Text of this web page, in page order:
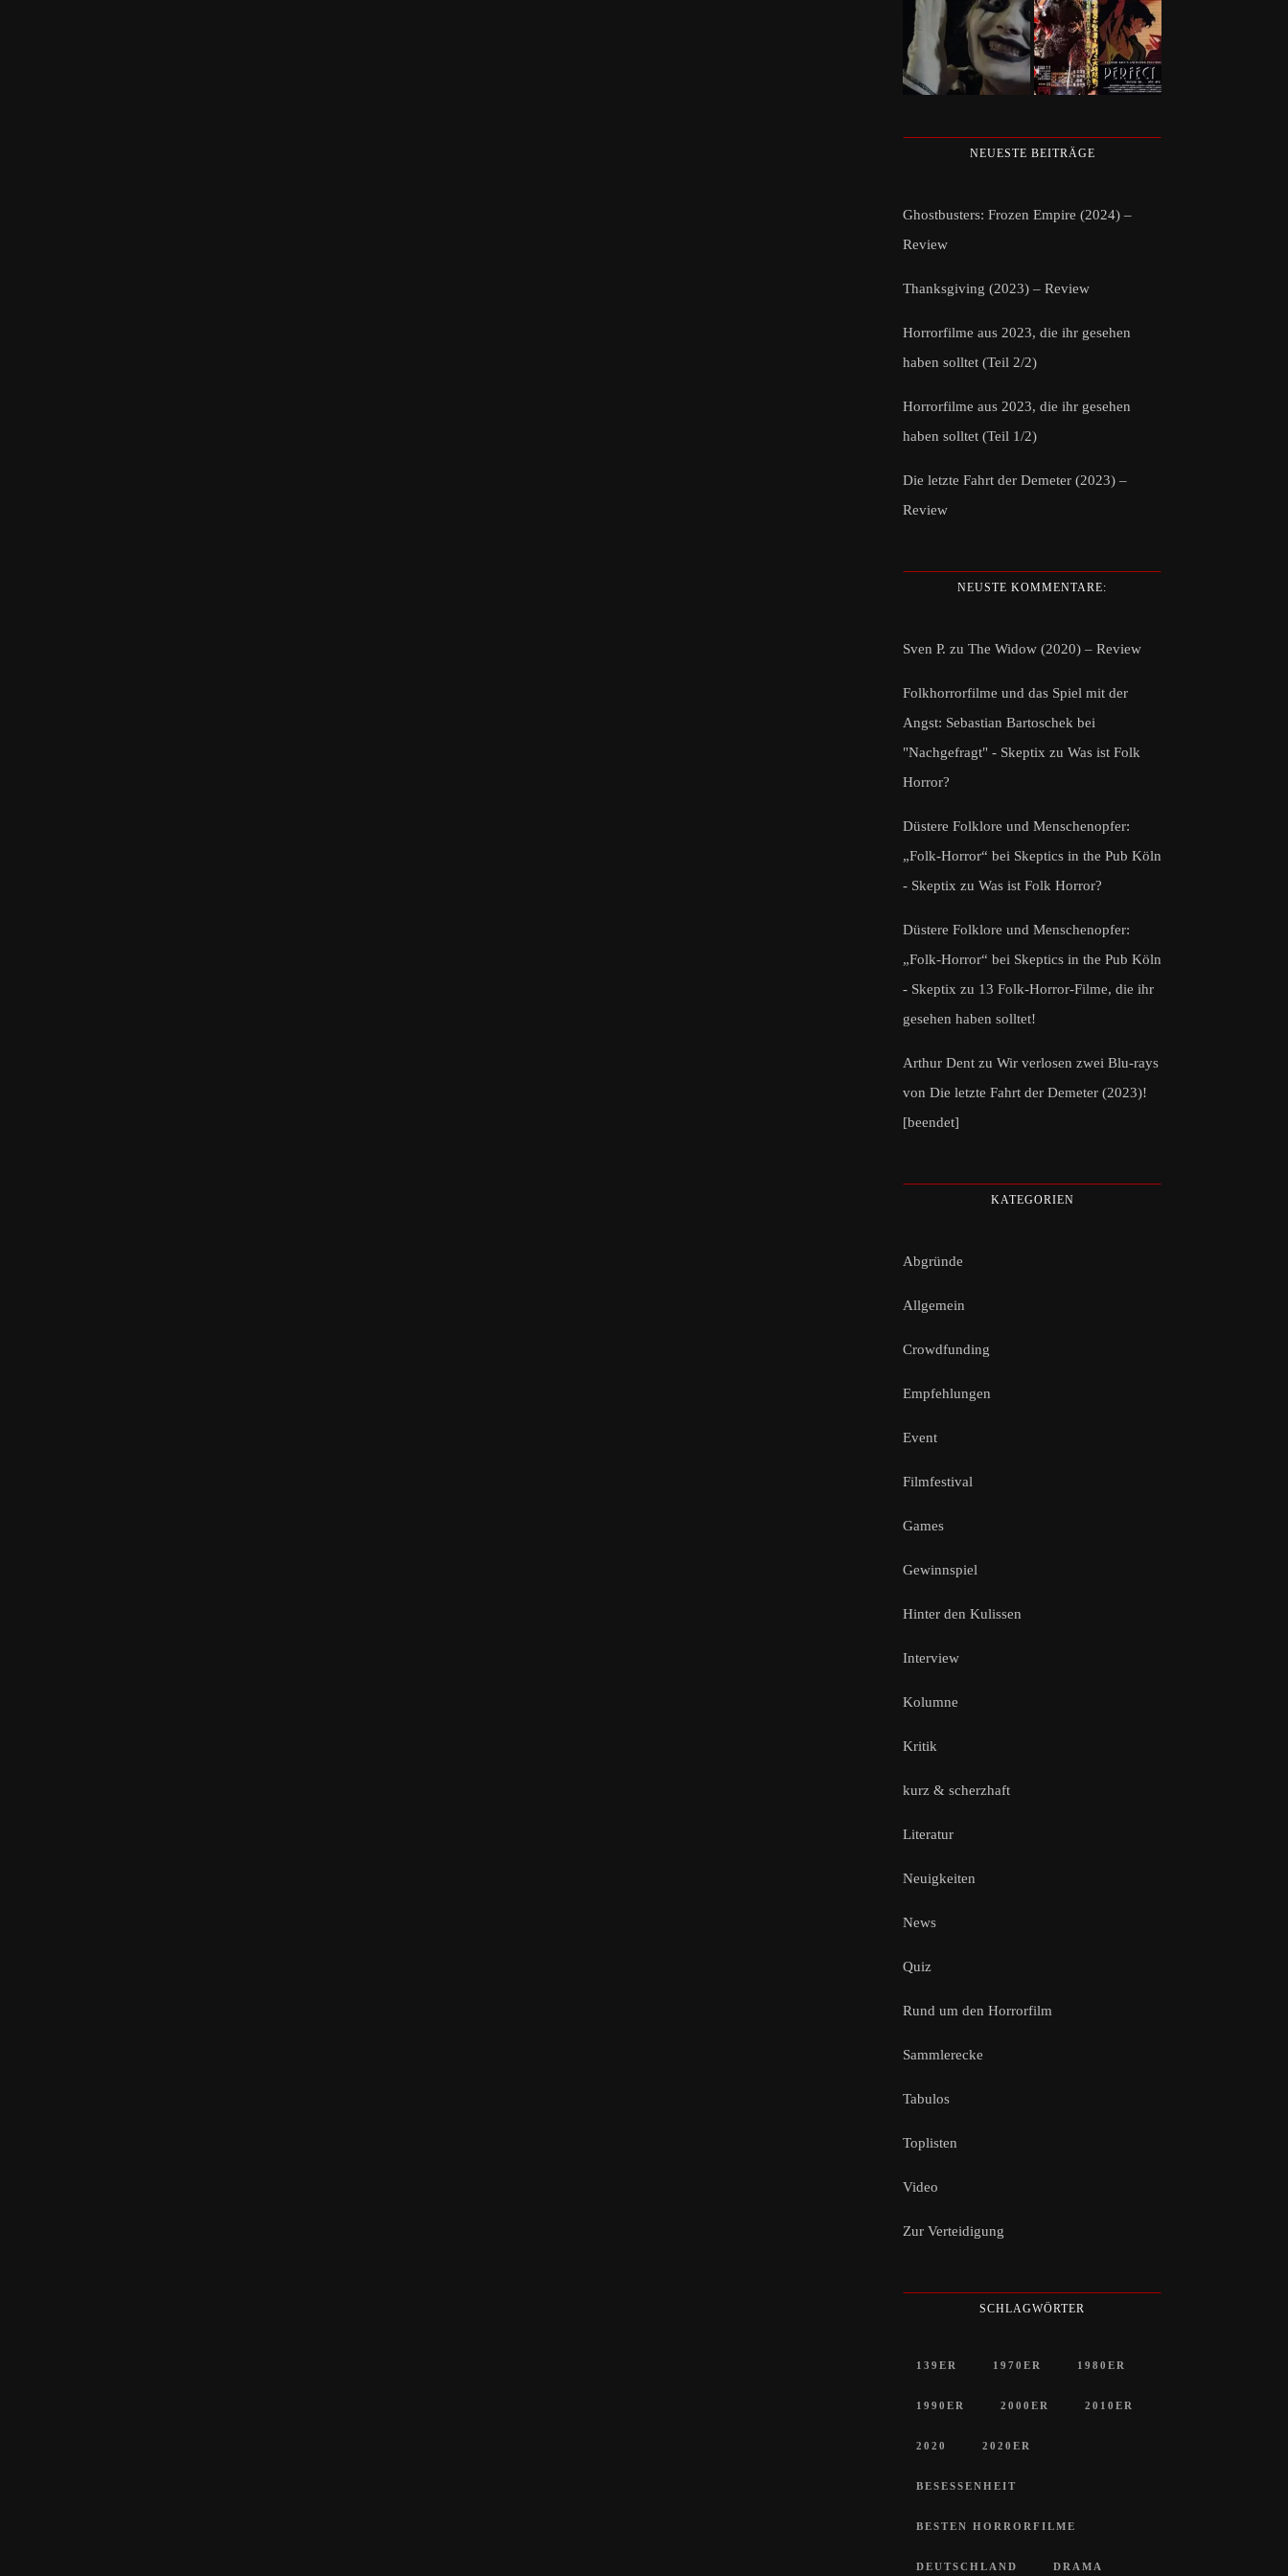
NEUESTE BEITRÄGE
Ghostbusters: Frozen Empire (2024) –
Review
Thanksgiving (2023) – Review
Horrorfilme aus 2023, die ihr gesehen
haben solltet (Teil 2/2)
Horrorfilme aus 2023, die ihr gesehen
haben solltet (Teil 1/2)
Die letzte Fahrt der Demeter (2023) –
Review
NEUSTE KOMMENTARE:
Sven P. zu The Widow (2020) – Review
Folkhorrorfilme und das Spiel mit der
Angst: Sebastian Bartoschek bei
"Nachgefragt" - Skeptix zu Was ist Folk
Horror?
Düstere Folklore und Menschenopfer:
„Folk-Horror“ bei Skeptics in the Pub Köln
- Skeptix zu Was ist Folk Horror?
Düstere Folklore und Menschenopfer:
„Folk-Horror“ bei Skeptics in the Pub Köln
- Skeptix zu 13 Folk-Horror-Filme, die ihr
gesehen haben solltet!
Arthur Dent zu Wir verlosen zwei Blu-rays
von Die letzte Fahrt der Demeter (2023)!
[beendet]
KATEGORIEN
Abgründe
Allgemein
Crowdfunding
Empfehlungen
Event
Filmfestival
Games
Gewinnspiel
Hinter den Kulissen
Interview
Kolumne
Kritik
kurz & scherzhaft
Literatur
Neuigkeiten
News
Quiz
Rund um den Horrorfilm
Sammlerecke
Tabulos
Toplisten
Video
Zur Verteidigung
SCHLAGWÖRTER
139ER 1970ER 1980ER
1990ER 2000ER 2010ER
2020 2020ER
BESESSENHEIT
BESTEN HORRORFILME
DEUTSCHLAND DRAMA